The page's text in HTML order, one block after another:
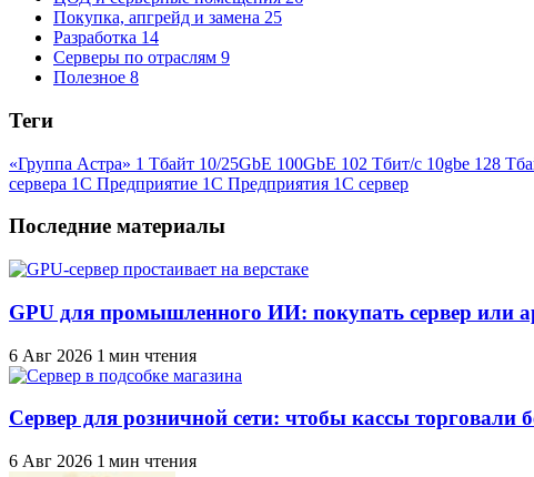
Покупка, апгрейд и замена 25
Разработка 14
Серверы по отраслям 9
Полезное 8
Теги
«Группа Астра» 1 Тбайт 10/25GbE 100GbE 102 Тбит/с 10gbe 128
сервера 1С Предприятие 1С Предприятия 1С сервер
Последние материалы
GPU для промышленного ИИ: покупать сервер или
6 Авг 2026 1 мин чтения
Сервер для розничной сети: чтобы кассы торговали
6 Авг 2026 1 мин чтения